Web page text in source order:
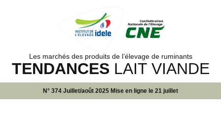
Les marchés des produits de l’élevage de ruminants
TENDANCES LAIT VIANDE
N° 374 Juillet/août 2025 Mise en ligne le 21 juillet